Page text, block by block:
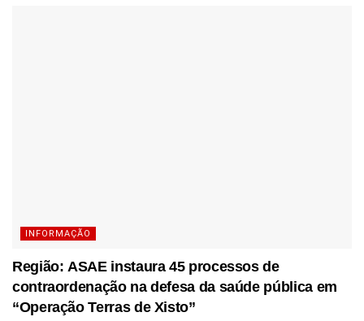
INFORMAÇÃO
Região: ASAE instaura 45 processos de
contraordenação na defesa da saúde pública em
“Operação Terras de Xisto”